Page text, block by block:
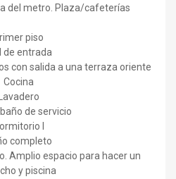
del metro. Plaza/cafeterías
piso
de entrada
con salida a una terraza oriente
Cocina
Lavadero
de servicio
I
completo
Amplio espacio para hacer un
y piscina